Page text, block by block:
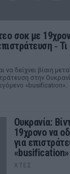
σοκ με
‑ Τι
να δείχνει βίαιη
στην
«busification».
Ουκρανία:
19χρονο να
για
«busification»
ΧΤΕΣ